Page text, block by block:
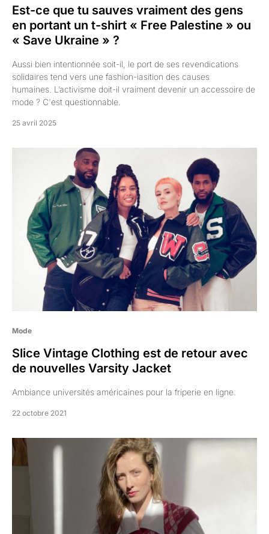
Est-ce que tu sauves vraiment des gens
en portant un t-shirt « Free Palestine » ou
« Save Ukraine » ?
Aussi bien intentionnée soit-il, le port de ses revendications
solidaires tend vers une fashion-iasition des causes
humaines. L’activisme doit-il vraiment devenir un accessoire de
mode ? C'est questionnable.
25 avril 2025
Mode
Slice Vintage Clothing est de retour avec
de nouvelles Varsity Jacket
Ambiance universités américaines pour la friperie en ligne.
22 octobre 2021